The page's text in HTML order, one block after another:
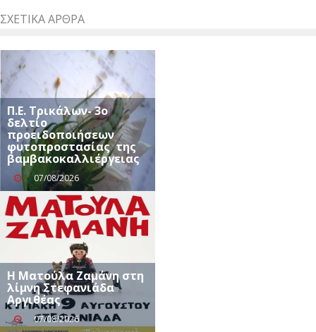
ΣΧΕΤΙΚΆ ΆΡΘΡΑ
Π.Ε. Τρικάλων- 3ο
δελτίο
προειδοποιήσεων
φυτοπροστασίας της
βαμβακοκαλλιέργειας
07/08/2026
Η Ματούλα Ζαμάνη στη
λίμνη Στεφανιάδα
Αργιθέας
07/08/2026